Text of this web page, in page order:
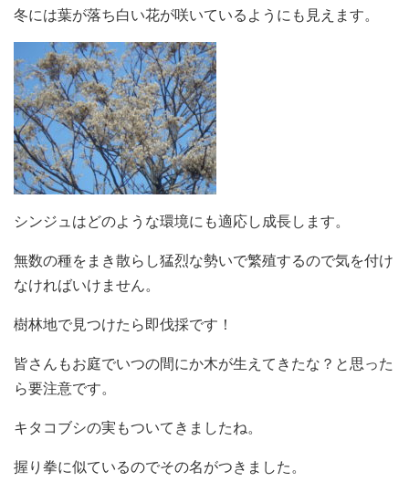
冬には葉が落ち白い花が咲いているようにも見えます。
シンジュはどのような環境にも適応し成長します。
無数の種をまき散らし猛烈な勢いで繁殖するので気を付け
なければいけません。
樹林地で見つけたら即伐採です！
皆さんもお庭でいつの間にか木が生えてきたな？と思った
ら要注意です。
キタコブシの実もついてきましたね。
握り拳に似ているのでその名がつきました。